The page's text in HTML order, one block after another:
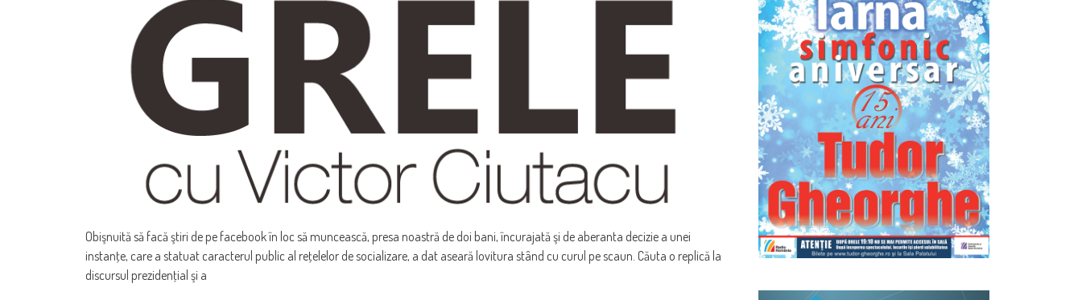
Obişnuită să facă ştiri de pe facebook în loc să muncească, presa noastră de doi bani, încurajată şi de aberanta decizie a unei
instanţe, care a statuat caracterul public al reţelelor de socializare, a dat aseară lovitura stând cu curul pe scaun. Căuta o replică la
discursul prezidenţial şi a